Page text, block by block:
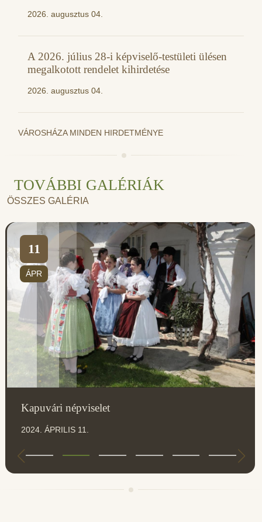
2026. augusztus 04.
A 2026. július 28-i képviselő-testületi ülésen
megalkotott rendelet kihirdetése
2026. augusztus 04.
VÁROSHÁZA MINDEN HIRDETMÉNYE
TOVÁBBI GALÉRIÁK
ÖSSZES GALÉRIA
11
ÁPR
Kapuvári népviselet
2024. ÁPRILIS 11.